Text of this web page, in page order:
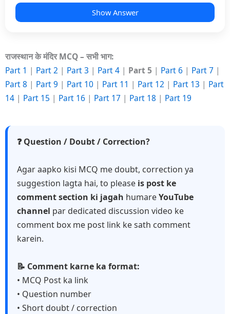
Show Answer
राजस्थान के मंदिर MCQ – सभी भाग:
Part 1 | Part 2 | Part 3 | Part 4 | Part 5 | Part 6 | Part 7 |
Part 8 | Part 9 | Part 10 | Part 11 | Part 12 | Part 13 | Part
14 | Part 15 | Part 16 | Part 17 | Part 18 | Part 19
❓ Question / Doubt / Correction?
Agar aapko kisi MCQ me doubt, correction ya
suggestion lagta hai, to please is post ke
comment section ki jagah humareYouTube
channel par dedicated discussion video ke
comment box me post link ke sath comment
karein.
📝 Comment karne ka format:
• MCQ Post ka link
• Question number
• Short doubt / correction